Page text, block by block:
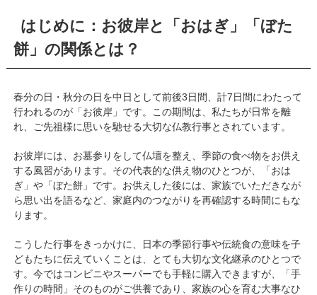
はじめに：お彼岸と「おはぎ」「ぼた
餅」の関係とは？
春分の日・秋分の日を中日として前後3日間、計7日間にわたって
行われるのが「お彼岸」です。この期間は、私たちが日常を離
れ、ご先祖様に思いを馳せる大切な仏教行事とされています。
お彼岸には、お墓参りをして仏壇を整え、季節の食べ物をお供え
する風習があります。その代表的な供え物のひとつが、「おは
ぎ」や「ぼた餅」です。お供えした後には、家族でいただきなが
ら思い出を語るなど、家庭内のつながりを再確認する時間にもな
ります。
こうした行事をきっかけに、日本の季節行事や伝統食の意味を子
どもたちに伝えていくことは、とても大切な文化継承のひとつで
す。今ではコンビニやスーパーでも手軽に購入できますが、「手
作りの時間」そのものがご供養であり、家族の心を育む大事なひ